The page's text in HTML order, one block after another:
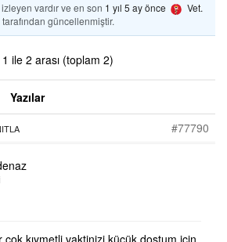
vardır ve en son 1 yıl 5 ay önce
Vet.
tarafından güncellenmiştir.
ile 2 arası (toplam 2)
Yazılar
#77790
kıymetli vaktinizi küçük dostum için